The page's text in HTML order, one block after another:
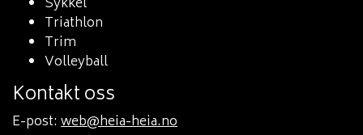
Triathlon
Trim
Volleyball
Kontakt oss
E-post: web@heia-heia.no